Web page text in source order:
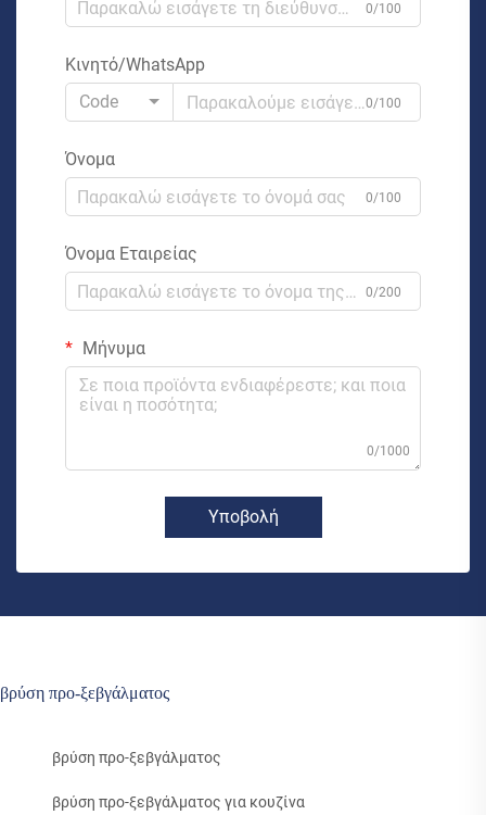
0/100
Κινητό/WhatsApp
Code
0/100
Όνομα
0/100
Όνομα Εταιρείας
0/200
Μήνυμα
0/1000
Υποβολή
βρύση προ-ξεβγάλματος
βρύση προ-ξεβγάλματος
βρύση προ-ξεβγάλματος για κουζίνα